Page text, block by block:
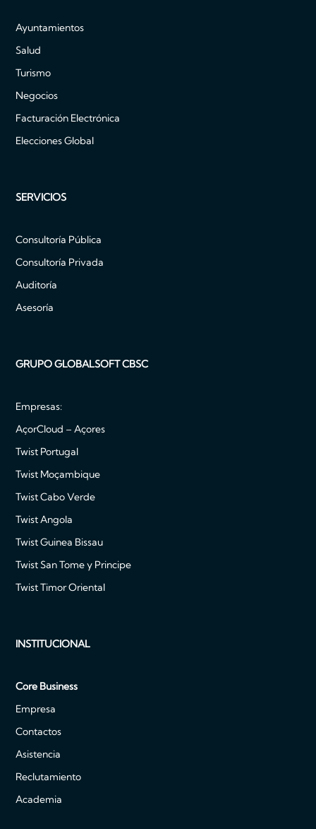
Ayuntamientos
Salud
Turismo
Negocios
Facturación Electrónica
Elecciones Global
SERVICIOS
Consultoría Pública
Consultoría Privada
Auditoría
Asesoría
GRUPO GLOBALSOFT CBSC
Empresas:
AçorCloud – Açores
Twist Portugal
Twist Moçambique
Twist Cabo Verde
Twist Angola
Twist Guinea Bissau
Twist San Tome y Principe
Twist Timor Oriental
INSTITUCIONAL
Core Business
Empresa
Contactos
Asistencia
Reclutamiento
Academia